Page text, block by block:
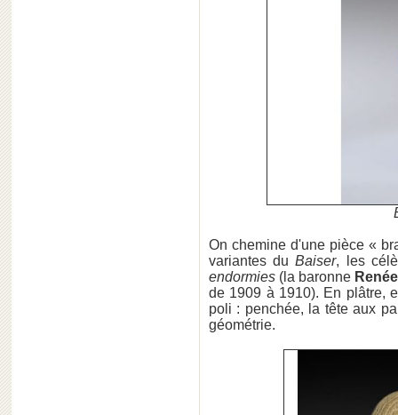
On chemine d'une pièce «
variantes duBaiser, les
endormies (la baronne
de 1909 à 1910). En plâtre,
poli : penchée, la tête aux
géométrie.